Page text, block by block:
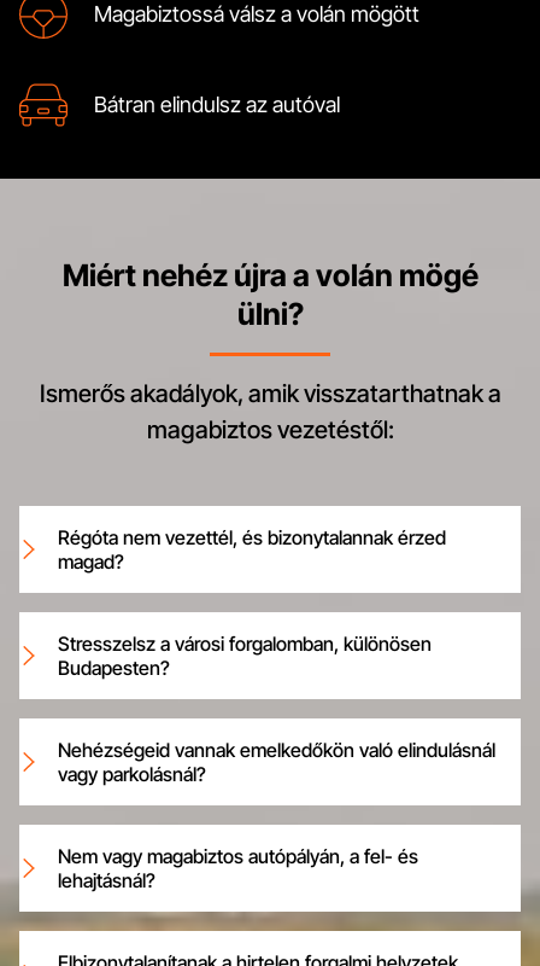
Magabiztossá válsz a volán mögött
Bátran elindulsz az autóval
Miért nehéz újra a volán mögé
ülni?
Ismerős akadályok, amik visszatarthatnak a
magabiztos vezetéstől:
Régóta nem vezettél, és bizonytalannak érzed
magad?
Stresszelsz a városi forgalomban, különösen
Budapesten?
Nehézségeid vannak emelkedőkön való elindulásnál
vagy parkolásnál?
Nem vagy magabiztos autópályán, a fel- és
lehajtásnál?